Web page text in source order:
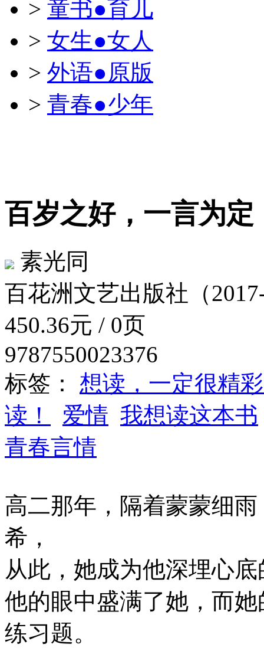
> 童书●育儿
> 女生●女人
> 外语●原版
> 青春●少年
百岁之好，一言为
素光同
百花洲文艺出版社（
450.36元 / 0页
9787550023376
标签： 想读，一定很精
读！
爱情 我想读这本书
青春言情
高二那年，隔着蒙蒙细
希，
从此，她成为他深埋心
他的眼中盛满了她，而
练习题。